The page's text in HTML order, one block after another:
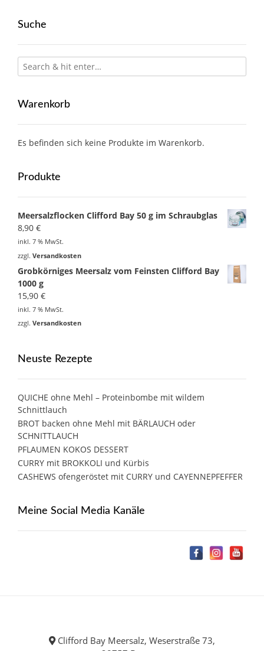
Suche
Warenkorb
Es befinden sich keine Produkte im Warenkorb.
Produkte
Meersalzflocken Clifford Bay 50 g im Schraubglas
8,90 €
inkl. 7 % MwSt.
zzgl. Versandkosten
Grobkörniges Meersalz vom Feinsten Clifford Bay
1000 g
15,90 €
inkl. 7 % MwSt.
zzgl. Versandkosten
Neuste Rezepte
QUICHE ohne Mehl – Proteinbombe mit wildem
Schnittlauch
BROT backen ohne Mehl mit BÄRLAUCH oder
SCHNITTLAUCH
PFLAUMEN KOKOS DESSERT
CURRY mit BROKKOLI und Kürbis
CASHEWS ofengeröstet mit CURRY und CAYENNEPFEFFER
Meine Social Media Kanäle
Clifford Bay Meersalz, Weserstraße 73,